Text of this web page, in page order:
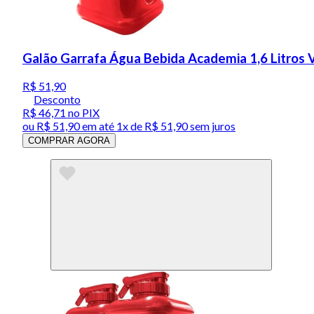
Galão Garrafa Água Bebida Academia 1,6 Litros
R$ 51,90
Desconto
R$ 46,71 no PIX
ou R$ 51,90em até 1x de R$ 51,90sem juros
COMPRAR AGORA